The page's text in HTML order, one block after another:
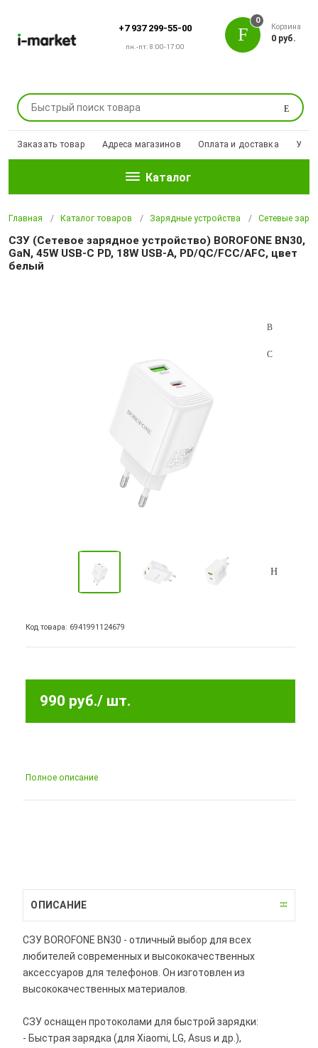
+7 937 299-55-00
пн.-пт. 8:00-17:00
Поиск
0
Корзина
0 руб.
Заказать товар Адреса магазинов Оплата и доставка
Каталог
Главная Каталог товаров Зарядные устройства Сетевые
СЗУ (Сетевое зарядное устройство) BOROFONE BN30,
GaN, 45W USB-C PD, 18W USB-A, PD/QC/FCC/AFC, цвет
белый
Код товара: 6941991124679
990 руб./ шт.
Полное описание
ОПИСАНИЕ
СЗУ BOROFONE BN30 - отличный выбор для всех
любителей современных и высококачественных
аксессуаров для телефонов. Он изготовлен из
высококачественных материалов.
СЗУ оснащен протоколами для быстрой зарядки:
- Быстрая зарядка (для Xiaomi, LG, Asus и др.),